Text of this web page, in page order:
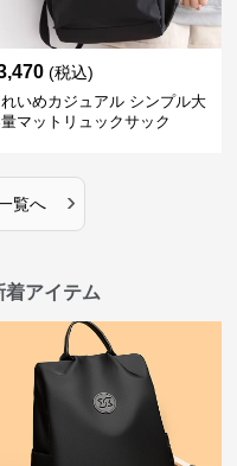
(税込)
れいめカジュアル シンプル大
マットリュックサック
覧へ ›
着アイテム